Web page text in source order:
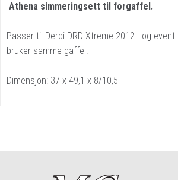
Athena simmeringsett til forgaffel.
Passer til Derbi DRD Xtreme 2012- og
bruker samme gaffel.
Dimensjon: 37 x 49,1 x 8/10,5